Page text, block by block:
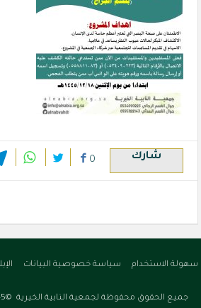
شارك 0
سهولة الاستخدام سياسة خصوصية البيانات
جميع الحقوق محفوظة لجمعية النابية الخيرية ©1445هـ |